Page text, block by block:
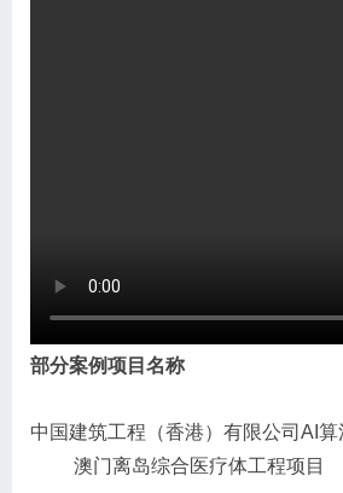
部分案例项目名称
中国建筑工程（香港）有限公司AI
澳门离岛综合医疗体工程项目